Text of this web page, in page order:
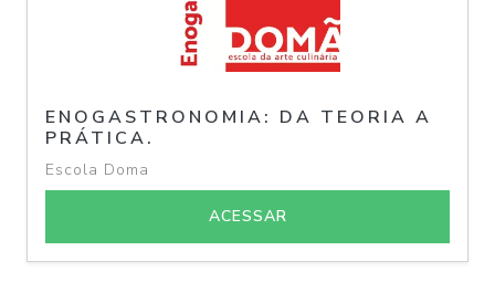
ENOGASTRONOMIA: DA TEORIA A
PRÁTICA.
Escola Doma
ACESSAR